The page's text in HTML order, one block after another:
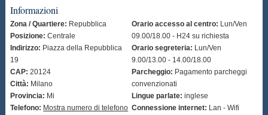
Informazioni
Zona / Quartiere: Repubblica
Posizione: Centrale
Indirizzo: Piazza della Repubblica
19
CAP: 20124
Città: Milano
Provincia: Mi
Telefono: Mostra numero di telefono
Orario accesso al centro: Lun/Ven
09.00/18.00 - H24 su richiesta
Orario segreteria: Lun/Ven
9.00/13.00 - 14.00/18.00
Parcheggio: Pagamento parcheggi
convenzionati
Lingue parlate: inglese
Connessione internet: Lan - Wifi